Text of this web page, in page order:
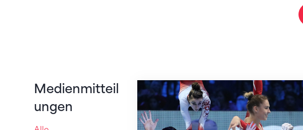
Medienmitteil
ungen
Erfolgs-Quartett wird verabschiedet